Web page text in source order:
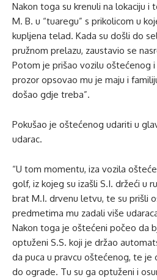
Nakon toga su krenuli na lokaciju i
M. B. u “tuaregu” s prikolicom u
kupljena telad. Kada su došli do
pružnom prelazu, zaustavio se
Potom je prišao vozilu oštećenog
prozor opsovao mu je maju i
došao gdje treba”.
Pokušao je oštećenog udariti u
udarac.
“U tom momentu, iza vozila
golf, iz kojeg su izašli S.I. držeći u
brat M.I. drvenu letvu, te su prišli
predmetima mu zadali više
Nakon toga je oštećeni počeo da
optuženi S.S. koji je držao
da puca u pravcu oštećenog, te je
do ograde. Tu su ga optuženi i